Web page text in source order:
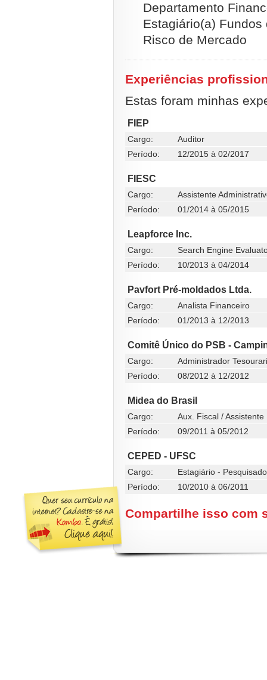
Departamento
Estagiário(a)
Risco de Mercado
Experiências
Estas foram minhas
FIEP
Cargo:
Auditor
Período:
12/2015 à 02/2017
FIESC
Cargo:
Assistente
Período:
01/2014 à 05/2015
Leapforce Inc.
Cargo:
Search Engine
Período:
10/2013 à 04/2014
Pavfort Pré-moldados Ltda.
Cargo:
Analista Financeiro
Período:
01/2013 à 12/2013
Comitê Único do PSB -
Cargo:
Administrador
Período:
08/2012 à 12/2012
Midea do Brasil
Cargo:
Aux. Fiscal / Assistente
Período:
09/2011 à 05/2012
CEPED - UFSC
Cargo:
Estagiário -
Período:
10/2010 à 06/2011
Compartilhe isso com